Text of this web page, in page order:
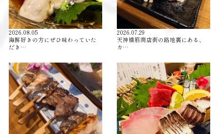
2026.08.05
海鮮好きの方にぜひ味わっていた
だき…
2026.07.29
天神橋筋商店街の路地裏にある、
カ…